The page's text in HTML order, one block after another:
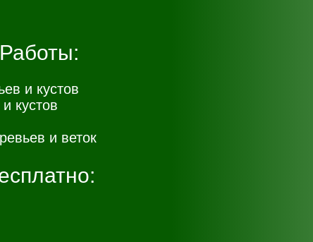
Работы:
и кустов
кустов
и веток